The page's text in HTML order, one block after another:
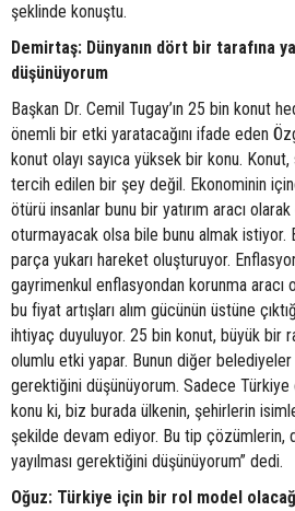
şeklinde konuştu.
Demirtaş: Dünyanın dört bir tarafına
düşünüyorum
Başkan Dr. Cemil Tugay’ın 25 bin konut
önemli bir etki yaratacağını ifade eden
konut olayı sayıca yüksek bir konu.
tercih edilen bir şey değil. Ekonominin
ötürü insanlar bunu bir yatırım aracı
oturmayacak olsa bile bunu almak istiyor.
parça yukarı hareket oluşturuyor.
gayrimenkul enflasyondan korunma aracı
bu fiyat artışları alım gücünün üstüne
ihtiyaç duyuluyor. 25 bin konut, büyük bir
olumlu etki yapar. Bunun diğer belediyeler
gerektiğini düşünüyorum. Sadece
konu ki, biz burada ülkenin, şehirlerin
şekilde devam ediyor. Bu tip çözümlerin,
yayılması gerektiğini düşünüyorum” dedi.
Oğuz: Türkiye için bir rol model